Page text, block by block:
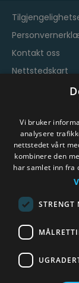
Kontakt oss
Nettstedskart
Vilkår og
© Byen Vår
Vi bruker
analysere
nettstedet vårt
kombinere den
har samlet inn fra
STRENGT